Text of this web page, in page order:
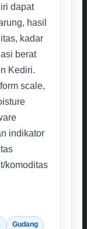
dapat
hasil
kadar
berat
Kediri.
scale,
indikator
komoditas
Gudang